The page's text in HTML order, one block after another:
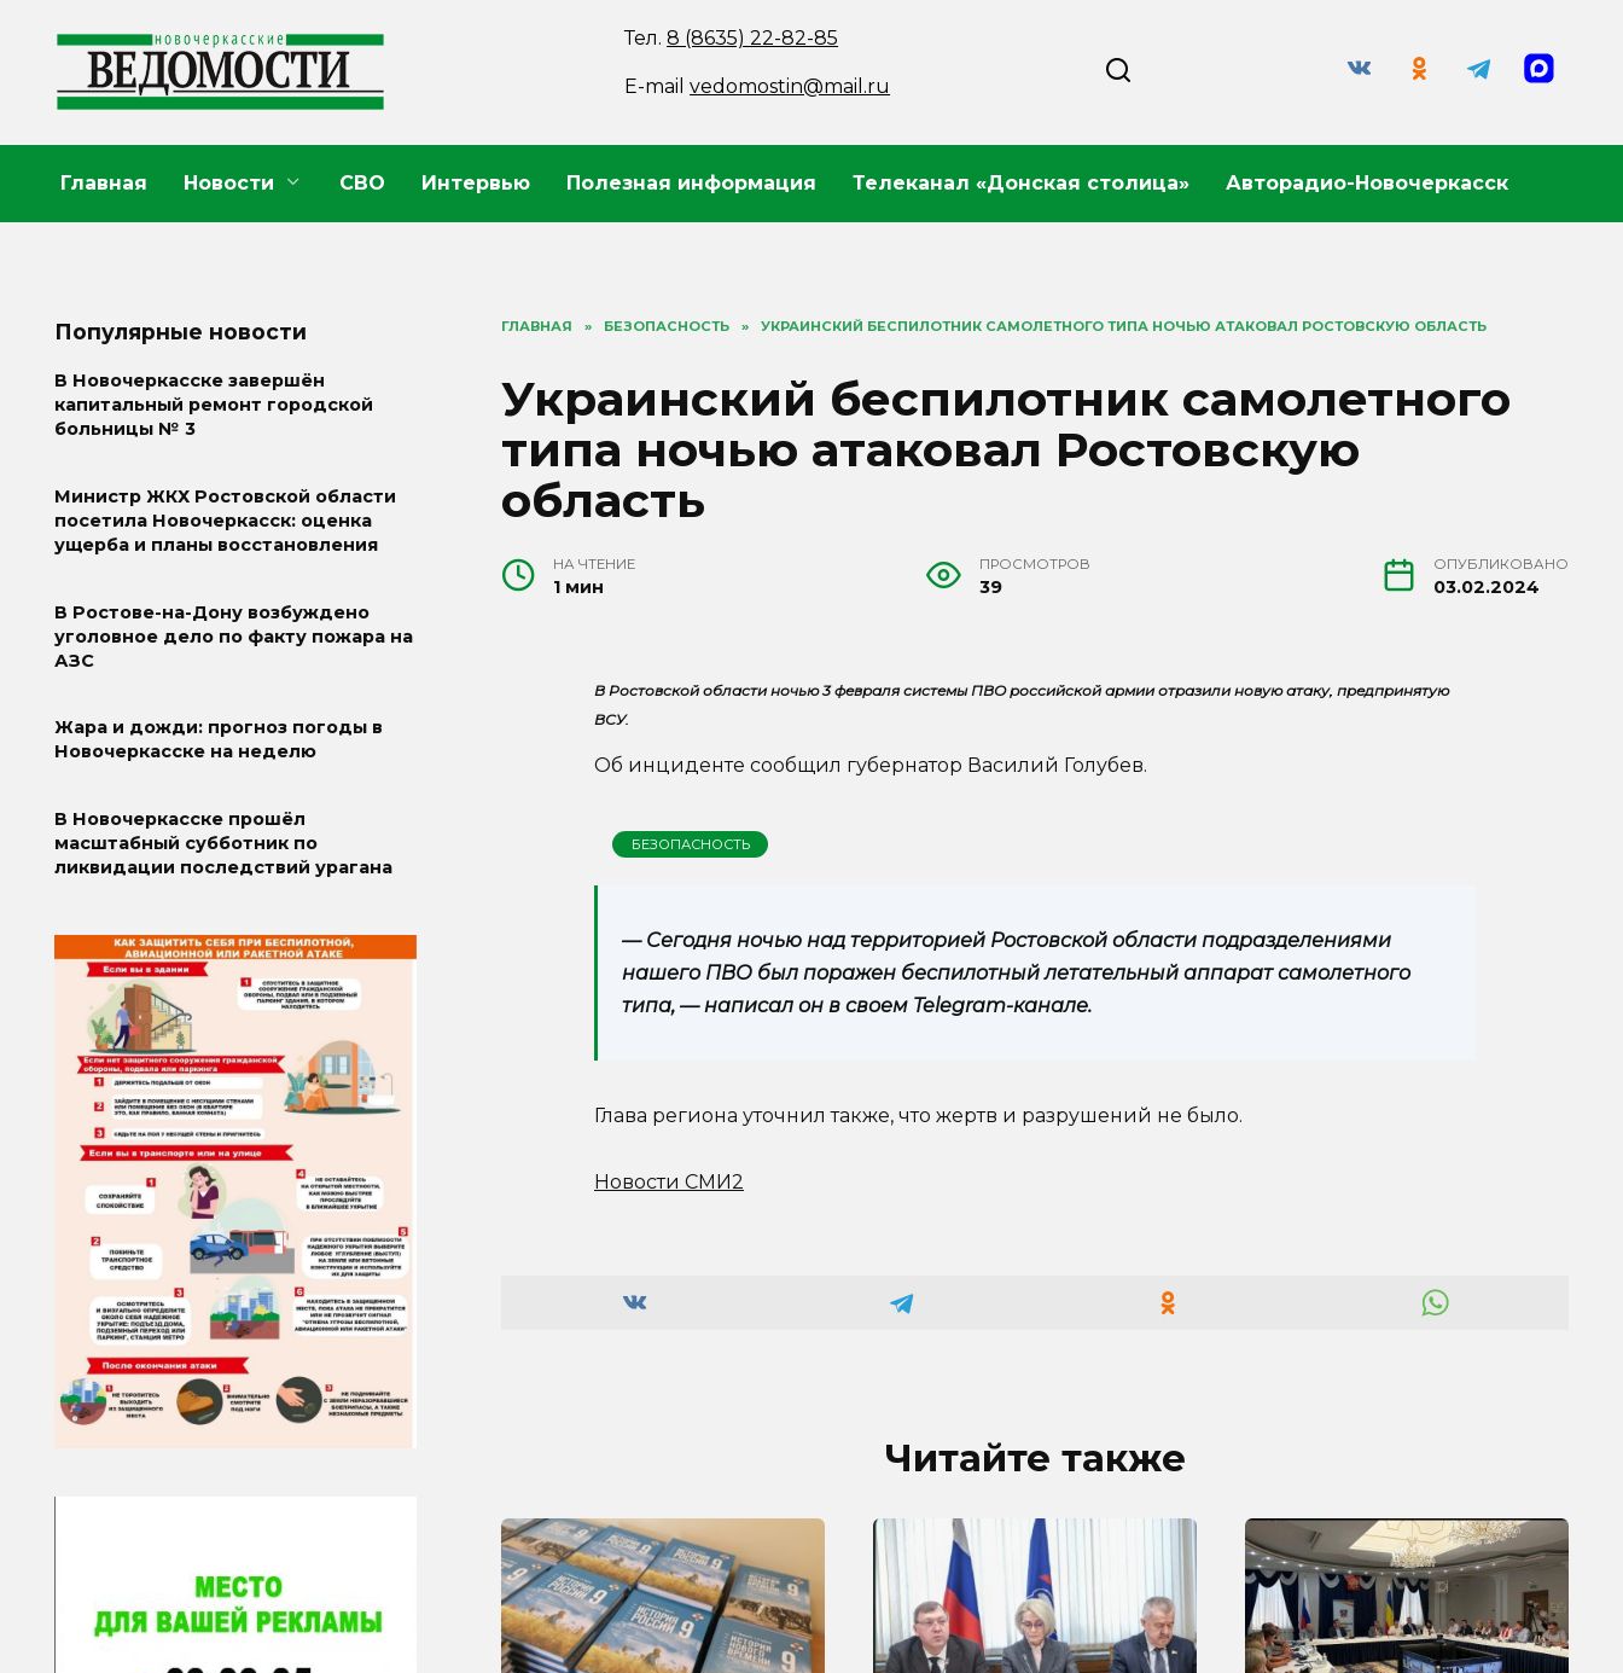
содержанию
Тел.8 (8635) 22-82-85
E-mailvedomostin@mail.ru
Главная Новости СВО Интервью Полезная информация Телеканал «Донская столица» Авторадио-Новочеркасск
ГЛАВНАЯ » БЕЗОПАСНОСТЬ » УКРАИНСКИЙ БЕСПИЛОТНИК САМОЛЕТНОГО ТИПА НОЧЬЮ АТАКОВАЛ РОСТОВСКУЮ ОБЛАСТЬ
Украинский беспилотник самолетного
типа ночью атаковал Ростовскую
область
НА ЧТЕНИЕ
1 мин
ПРОСМОТРОВ
39
ОПУБЛИКОВАНО
03.02.2024
В Ростовской области ночью 3 февраля системы ПВО российской армии отразили новую атаку, предпринятую
ВСУ.
Об инциденте сообщил губернатор Василий Голубев.
БЕЗОПАСНОСТЬ
— Сегодня ночью над территорией Ростовской области подразделениями
нашего ПВО был поражен беспилотный летательный аппарат самолетного
типа, — написал он в своем Telegram-канале.
Глава региона уточнил также, что жертв и разрушений не было.
Новости СМИ2
Читайте также
Популярные новости
В Новочеркасске завершён
капитальный ремонт городской
больницы № 3
Министр ЖКХ Ростовской области
посетила Новочеркасск: оценка
ущерба и планы восстановления
В Ростове-на-Дону возбуждено
уголовное дело по факту пожара на
АЗС
Жара и дожди: прогноз погоды в
Новочеркасске на неделю
В Новочеркасске прошёл
масштабный субботник по
ликвидации последствий урагана